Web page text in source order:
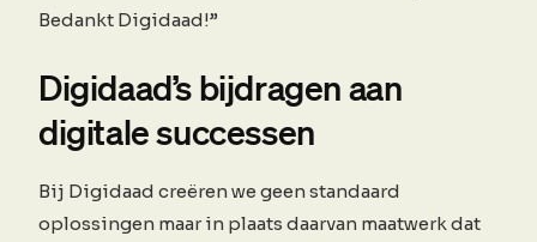
Bedankt Digidaad!”
Digidaad’s bijdragen aan
digitale successen
Bij Digidaad creëren we geen standaard
oplossingen maar in plaats daarvan maatwerk dat